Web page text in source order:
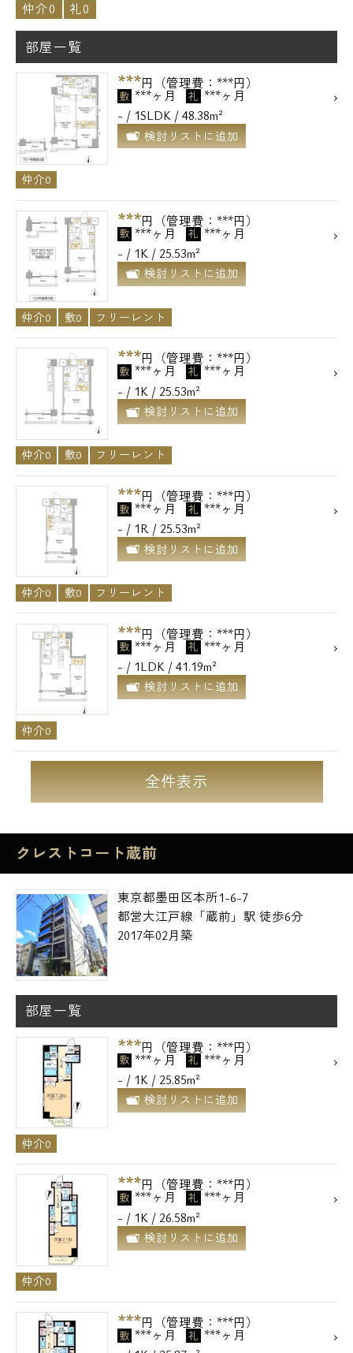
仲介0 礼0
部屋一覧
***円（管理費：***円）
敷 ***ヶ月 礼 ***ヶ月
- / 1SLDK / 48.38m²
検討リストに追加
仲介0
***円（管理費：***円）
敷 ***ヶ月 礼 ***ヶ月
- / 1K / 25.53m²
検討リストに追加
仲介0 敷0 フリーレント
***円（管理費：***円）
敷 ***ヶ月 礼 ***ヶ月
- / 1K / 25.53m²
検討リストに追加
仲介0 敷0 フリーレント
***円（管理費：***円）
敷 ***ヶ月 礼 ***ヶ月
- / 1R / 25.53m²
検討リストに追加
仲介0 敷0 フリーレント
***円（管理費：***円）
敷 ***ヶ月 礼 ***ヶ月
- / 1LDK / 41.19m²
検討リストに追加
仲介0
全件表示
クレストコート蔵前
東京都墨田区本所1-6-7
都営大江戸線「蔵前」駅 徒歩6分
2017年02月築
部屋一覧
***円（管理費：***円）
敷 ***ヶ月 礼 ***ヶ月
- / 1K / 25.85m²
検討リストに追加
仲介0
***円（管理費：***円）
敷 ***ヶ月 礼 ***ヶ月
- / 1K / 26.58m²
検討リストに追加
仲介0
***円（管理費：***円）
敷 ***ヶ月 礼 ***ヶ月